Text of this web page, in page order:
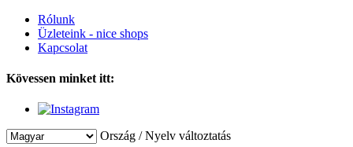
Rólunk
Üzleteink - nice shops
Kapcsolat
Kövessen minket itt:
Ország / Nyelv változtatás